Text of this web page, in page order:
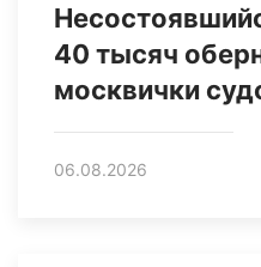
40 тысяч
москвички
06.08.2026